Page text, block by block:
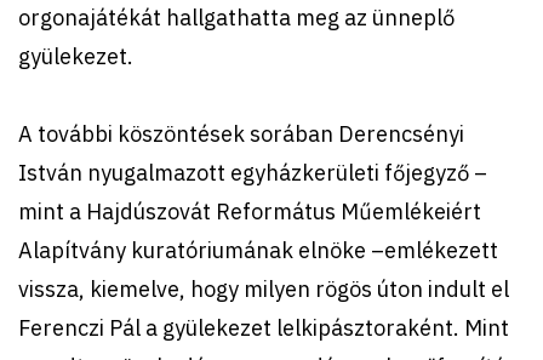
orgonajátékát hallgathatta meg az ünneplő
gyülekezet.
A további köszöntések sorában Derencsényi
István nyugalmazott egyházkerületi főjegyző –
mint a Hajdúszovát Református Műemlékeiért
Alapítvány kuratóriumának elnöke –emlékezett
vissza, kiemelve, hogy milyen rögös úton indult el
Ferenczi Pál a gyülekezet lelkipásztoraként. Mint